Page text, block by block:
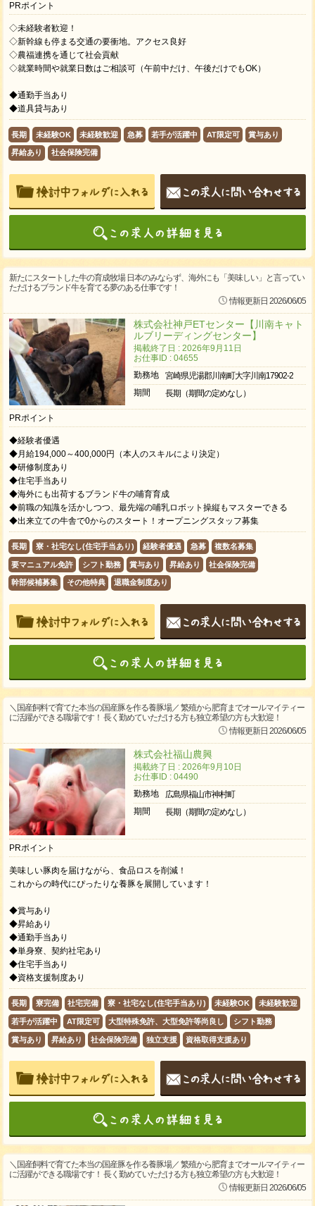
PRポイント
◇未経験者歓迎！
◇新幹線も停まる交通の要衝地。アクセス良好
◇農福連携を通じて社会貢献
◇就業時間や就業日数はご相談可（午前中だけ、午後だけでもOK）
◆通勤手当あり
◆道具貸与あり
長期 未経験OK 未経験歓迎 急募 若手が活躍中 AT限定可 賞与あり
昇給あり 社会保険完備
新たにスタートした牛の育成牧場 日本のみならず、海外にも「美味しい」と言ってい
ただけるブランド牛を育てる夢のある仕事です！
情報更新日 2026/06/05
株式会社神戸ETセンター【川南キャト
ルブリーディングセンター】
掲載終了日 : 2026年9月11日
お仕事ID : 04655
勤務地
宮崎県児湯郡川南町大字川南17902-2
期間
長期（期間の定めなし）
PRポイント
◆経験者優遇
◆月給194,000～400,000円（本人のスキルにより決定）
◆研修制度あり
◆住宅手当あり
◆海外にも出荷するブランド牛の哺育育成
◆前職の知識を活かしつつ、最先端の哺乳ロボット操縦もマスターできる
◆出来立ての牛舎で0からのスタート！オープニングスタッフ募集
長期 寮・社宅なし(住宅手当あり) 経験者優遇 急募 複数名募集
要マニュアル免許 シフト勤務 賞与あり 昇給あり 社会保険完備
幹部候補募集 その他特典 退職金制度あり
＼国産飼料で育てた本当の国産豚を作る養豚場／ 繁殖から肥育までオールマイティー
に活躍ができる職場です！ 長く勤めていただける方も独立希望の方も大歓迎！
情報更新日 2026/06/05
株式会社福山農興
掲載終了日 : 2026年9月10日
お仕事ID : 04490
勤務地
広島県福山市神村町
期間
長期（期間の定めなし）
PRポイント
美味しい豚肉を届けながら、食品ロスを削減！
これからの時代にぴったりな養豚を展開しています！
◆賞与あり
◆昇給あり
◆通勤手当あり
◆単身寮、契約社宅あり
◆住宅手当あり
◆資格支援制度あり
長期 寮完備 社宅完備 寮・社宅なし(住宅手当あり) 未経験OK 未経験歓迎
若手が活躍中 AT限定可 大型特殊免許、大型免許等尚良し シフト勤務
賞与あり 昇給あり 社会保険完備 独立支援 資格取得支援あり
＼国産飼料で育てた本当の国産豚を作る養豚場／ 繁殖から肥育までオールマイティー
に活躍ができる職場です！ 長く勤めていただける方も独立希望の方も大歓迎！
情報更新日 2026/06/05